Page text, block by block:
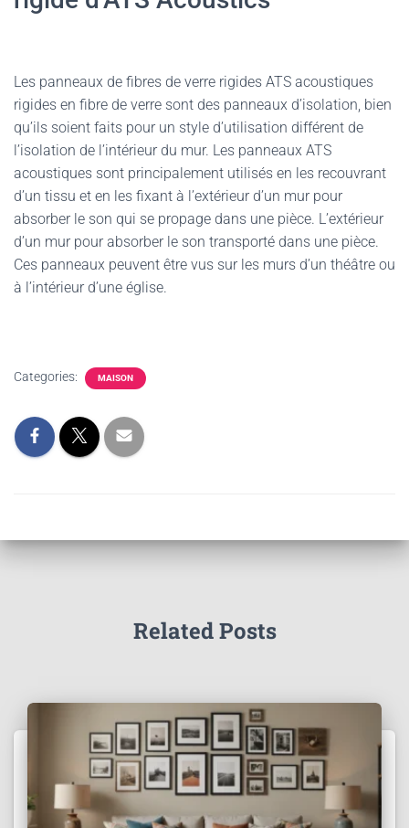
Les panneaux de fibres de verre rigides ATS acoustiques
rigides en fibre de verre sont des panneaux d’isolation, bien
qu’ils soient faits pour un style d’utilisation différent de
l’isolation de l’intérieur du mur. Les panneaux ATS
acoustiques sont principalement utilisés en les recouvrant
d’un tissu et en les fixant à l’extérieur d’un mur pour
absorber le son qui se propage dans une pièce. L’extérieur
d’un mur pour absorber le son transporté dans une pièce.
Ces panneaux peuvent être vus sur les murs d’un théâtre ou
à l’intérieur d’une église.
Categories: MAISON
Related Posts